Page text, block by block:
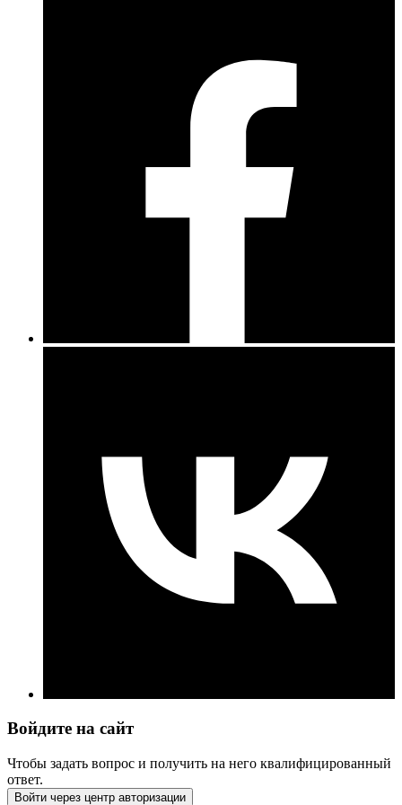
Войдите на сайт
Чтобы задать вопрос и получить на него квалифицированный
ответ.
Войти через центр авторизации